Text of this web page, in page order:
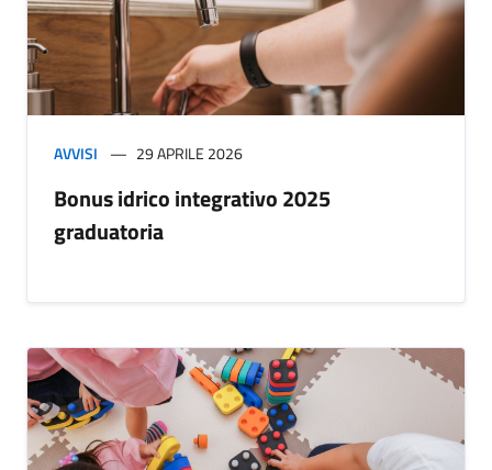
AVVISI 29 APRILE 2026
Bonus idrico integrativo 2025
graduatoria